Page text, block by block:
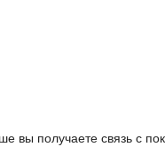
вы получаете связь с